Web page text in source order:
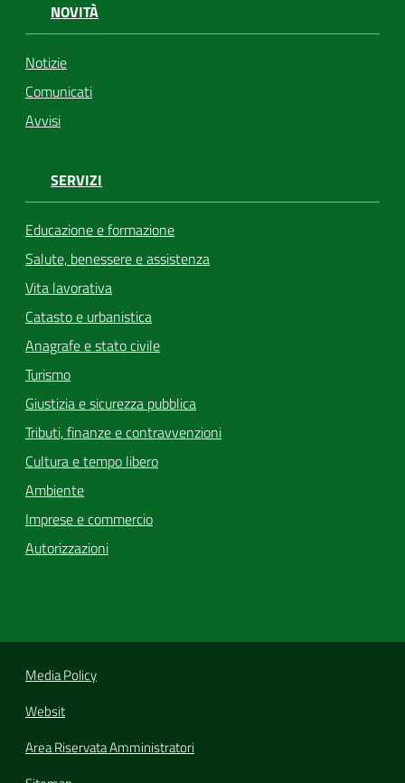
NOVITÀ
Notizie
Comunicati
Avvisi
SERVIZI
Educazione e formazione
Salute, benessere e assistenza
Vita lavorativa
Catasto e urbanistica
Anagrafe e stato civile
Turismo
Giustizia e sicurezza pubblica
Tributi, finanze e contravvenzioni
Cultura e tempo libero
Ambiente
Imprese e commercio
Autorizzazioni
Media Policy
Websit
Area Riservata Amministratori